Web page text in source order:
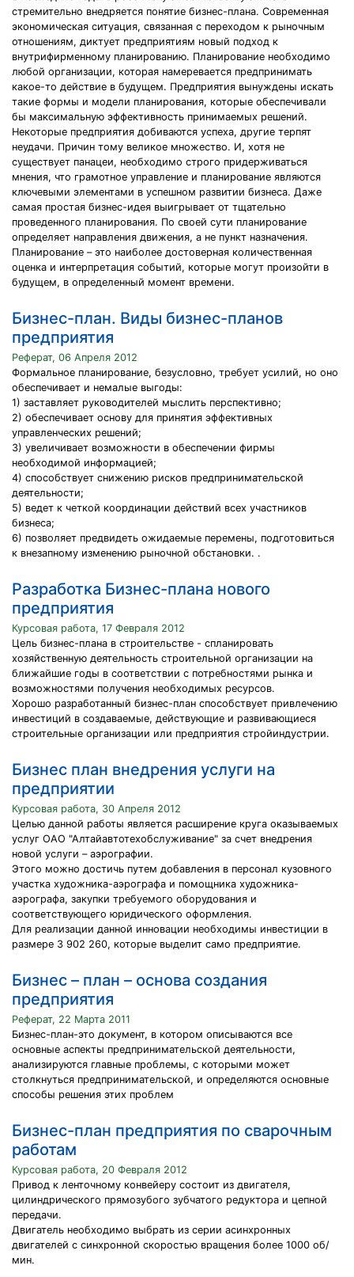
стремительно внедряется понятие бизнес-плана. Современная
экономическая ситуация, связанная с переходом к рыночным
отношениям, диктует предприятиям новый подход к
внутрифирменному планированию. Планирование необходимо
любой организации, которая намеревается предпринимать
какое-то действие в будущем. Предприятия вынуждены искать
такие формы и модели планирования, которые обеспечивали
бы максимальную эффективность принимаемых решений.
Некоторые предприятия добиваются успеха, другие терпят
неудачи. Причин тому великое множество. И, хотя не
существует панацеи, необходимо строго придерживаться
мнения, что грамотное управление и планирование являются
ключевыми элементами в успешном развитии бизнеса. Даже
самая простая бизнес-идея выигрывает от тщательно
проведенного планирования. По своей сути планирование
определяет направления движения, а не пункт назначения.
Планирование – это наиболее достоверная количественная
оценка и интерпретация событий, которые могут произойти в
будущем, в определенный момент времени.
Бизнес-план. Виды бизнес-планов
предприятия
Реферат, 06 Апреля 2012
Формальное планирование, безусловно, требует усилий, но оно
обеспечивает и немалые выгоды:
1) заставляет руководителей мыслить перспективно;
2) обеспечивает основу для принятия эффективных
управленческих решений;
3) увеличивает возможности в обеспечении фирмы
необходимой информацией;
4) способствует снижению рисков предпринимательской
деятельности;
5) ведет к четкой координации действий всех участников
бизнеса;
6) позволяет предвидеть ожидаемые перемены, подготовиться
к внезапному изменению рыночной обстановки. .
Разработка Бизнес-плана нового
предприятия
Курсовая работа, 17 Февраля 2012
Цель бизнес-плана в строительстве - спланировать
хозяйственную деятельность строительной организации на
ближайшие годы в соответствии с потребностями рынка и
возможностями получения необходимых ресурсов.
Хорошо разработанный бизнес-план способствует привлечению
инвестиций в создаваемые, действующие и развивающиеся
строительные организации или предприятия стройиндустрии.
Бизнес план внедрения услуги на
предприятии
Курсовая работа, 30 Апреля 2012
Целью данной работы является расширение круга оказываемых
услуг ОАО "Алтайавтотехобслуживание" за счет внедрения
новой услуги – аэрографии.
Этого можно достичь путем добавления в персонал кузовного
участка художника-аэрографа и помощника художника-
аэрографа, закупки требуемого оборудования и
соответствующего юридического оформления.
Для реализации данной инновации необходимы инвестиции в
размере 3 902 260, которые выделит само предприятие.
Бизнес – план – основа создания
предприятия
Реферат, 22 Марта 2011
Бизнес-план-это документ, в котором описываются все
основные аспекты предпринимательской деятельности,
анализируются главные проблемы, с которыми может
столкнуться предпринимательской, и определяются основные
способы решения этих проблем
Бизнес-план предприятия по сварочным
работам
Курсовая работа, 20 Февраля 2012
Привод к ленточному конвейеру состоит из двигателя,
цилиндрического прямозубого зубчатого редуктора и цепной
передачи.
Двигатель необходимо выбрать из серии асинхронных
двигателей с синхронной скоростью вращения более 1000 об/
мин.